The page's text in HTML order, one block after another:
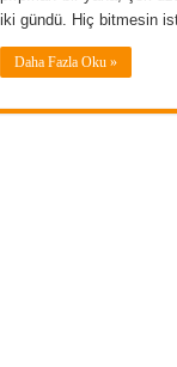
iki gündü. Hiç bitmesin
Daha Fazla Oku »